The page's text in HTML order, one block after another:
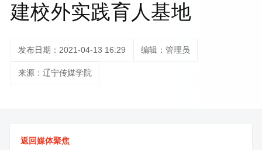
建校外实践育人基地
发布日期：2021-04-13 16:29 编辑：管理员
来源：辽宁传媒学院
返回媒体聚焦